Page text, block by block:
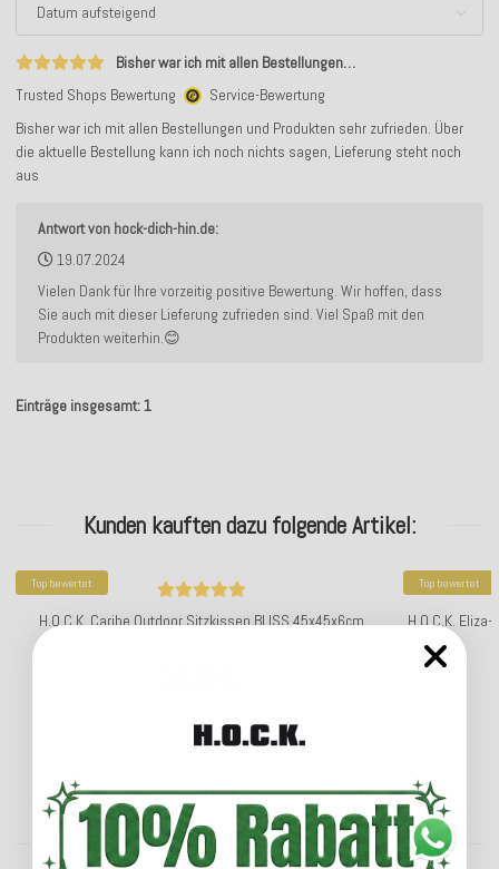
Bisher war ich mit allen Bestellungen…
Trusted Shops Bewertung
Service-Bewertung
Bisher war ich mit allen Bestellungen und Produkten sehr zufrieden. Über
die aktuelle Bestellung kann ich noch nichts sagen, Lieferung steht noch
aus
Antwort von hock-dich-hin.de:
19.07.2024
Vielen Dank für Ihre vorzeitig positive Bewertung. Wir hoffen, dass
Sie auch mit dieser Lieferung zufrieden sind. Viel Spaß mit den
Produkten weiterhin.😊
Einträge insgesamt: 1
Kunden kauften dazu folgende Artikel:
Top bewertet
H.O.C.K. Caribe Outdoor Sitzkissen BLISS 45x45x6cm
Top bewertet
H.O.C.K.
ENTDECKEN SIE UNSER SORTIMENT